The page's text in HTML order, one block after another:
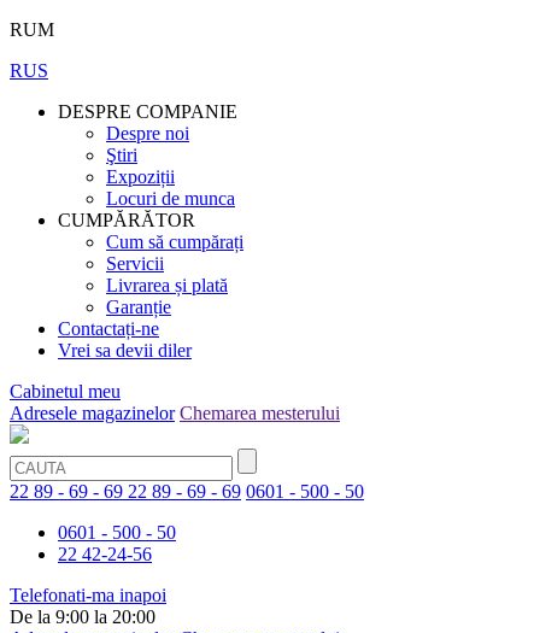
RUM
RUS
DESPRE COMPANIE
Despre noi
Ştiri
Expoziții
Locuri de munca
CUMPĂRĂTOR
Cum să cumpărați
Servicii
Livrarea și plată
Garanție
Contactați-ne
Vrei sa devii diler
Cabinetul meu
Adresele magazinelor Chemarea mesterului
22 89 - 69 - 69 22 89 - 69 - 69 0601 - 500 - 50
0601 - 500 - 50
22 42-24-56
Telefonati-ma inapoi
De la 9:00 la 20:00